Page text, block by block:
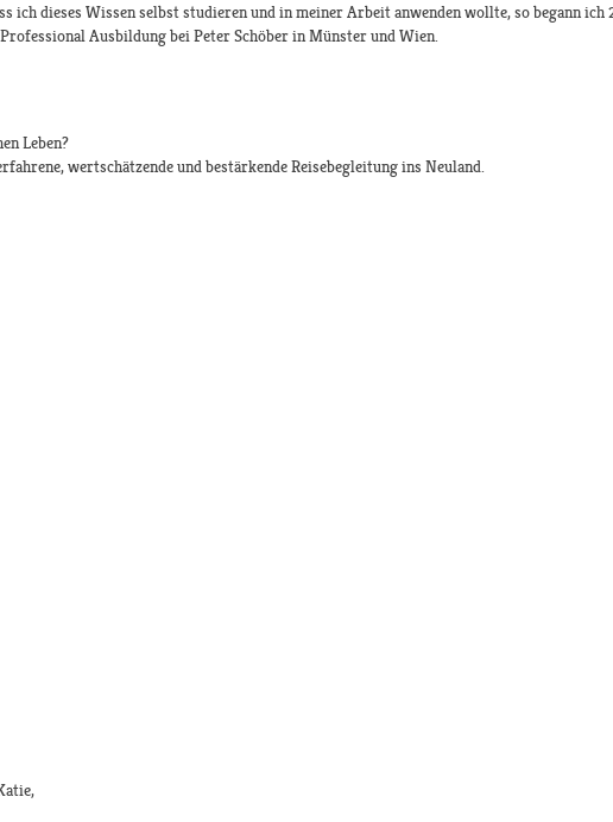
ich dieses Wissen selbst studieren und in meiner Arbeit anwenden wollte, so begann ich
Ausbildung bei Peter Schöber in Münster und Wien.
Leben?
wertschätzende und bestärkende Reisebegleitung ins Neuland.